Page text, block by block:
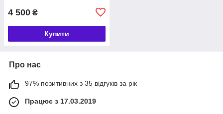
4 500 ₴
Купити
Про нас
97% позитивних з 35 відгуків за рік
Працює з 17.03.2019